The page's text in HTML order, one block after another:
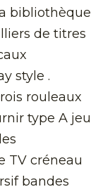
bibliothèque
de titres
style .
rouleaux
type A jeu
TV créneau
bandes